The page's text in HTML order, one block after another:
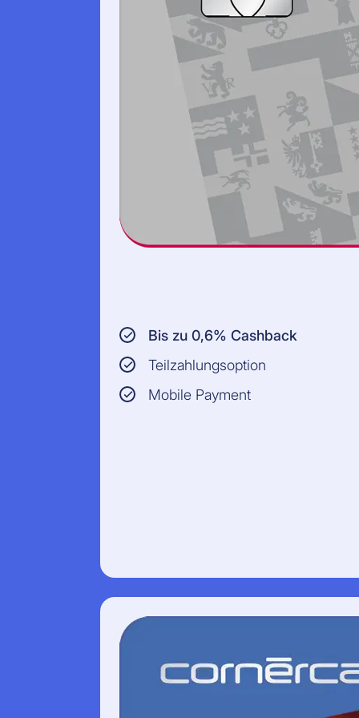
Bis zu 0,6% Cashback
Teilzahlungsoption
Mobile Payment